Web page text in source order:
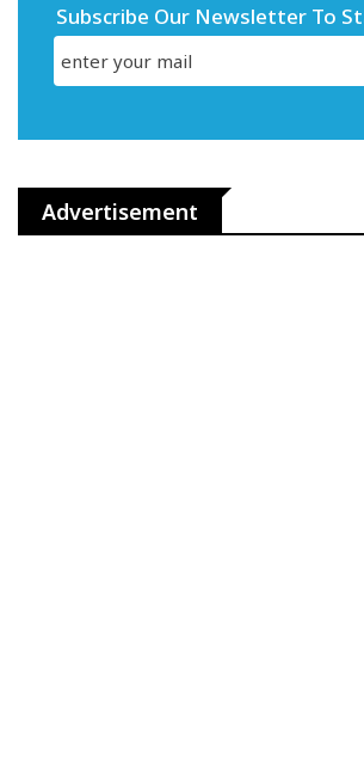
Subscribe Our Newsletter To
Advertisement